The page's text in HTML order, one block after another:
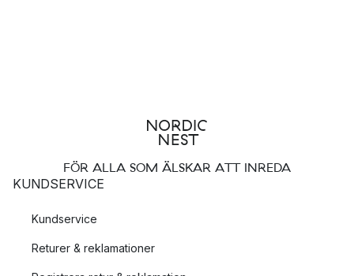
FÖR ALLA SOM ÄLSKAR ATT INREDA
KUNDSERVICE
Kundservice
Returer & reklamationer